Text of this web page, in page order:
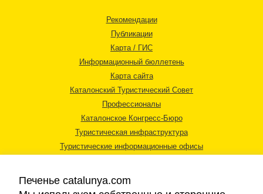
Рекомендации
Публикации
Карта / ГИС
Информационный бюллетень
Карта сайта
Каталонский Туристический Совет
Профессионалы
Каталонское Конгресс-Бюро
Туристическая инфраструктура
Туристические информационные офисы
Печенье catalunya.com